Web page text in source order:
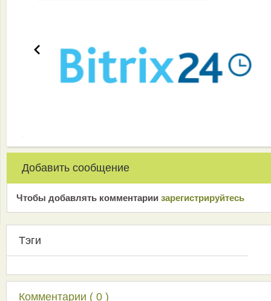
Добавить сообщение
Чтобы добавлять комментарии зарeгиcтрирyйтeсь
Тэги
Комментарии ( 0 )